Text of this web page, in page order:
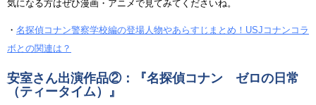
気になる方はぜひ漫画・アニメで見てみてくださいね。
・ 名探偵コナン警察学校編の登場人物やあらすじまとめ！USJコナンコラ
ボとの関連は？
安室さん出演作品②：『名探偵コナン ゼロの日常
（ティータイム）』